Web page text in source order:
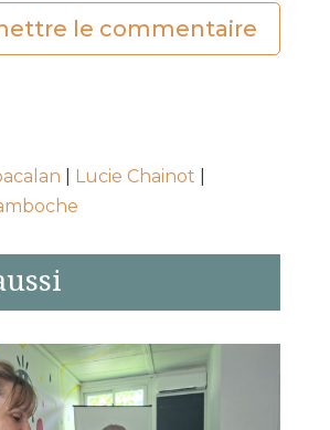
le commentaire
Lucie Chainot